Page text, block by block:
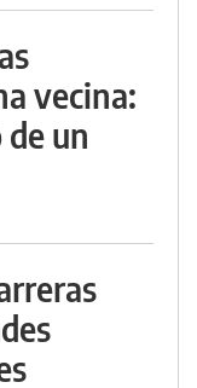
vecina:
un